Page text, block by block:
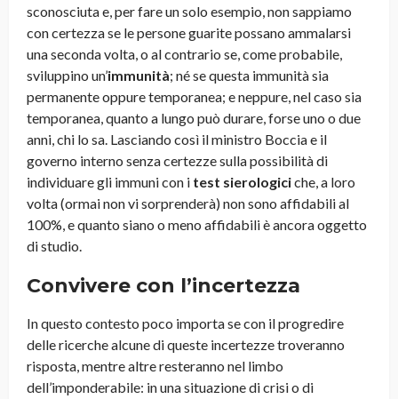
sconosciuta e, per fare un solo esempio, non sappiamo
con certezza se le persone guarite possano ammalarsi
una seconda volta, o al contrario se, come probabile,
sviluppino un’immunità; né se questa immunità sia
permanente oppure temporanea; e neppure, nel caso sia
temporanea, quanto a lungo può durare, forse uno o due
anni, chi lo sa. Lasciando così il ministro Boccia e il
governo interno senza certezze sulla possibilità di
individuare gli immuni con i test sierologiciche, a loro
volta (ormai non vi sorprenderà) non sono affidabili al
100%, e quanto siano o meno affidabili è ancora oggetto
di studio.
Convivere con l’incertezza
In questo contesto poco importa se con il progredire
delle ricerche alcune di queste incertezze troveranno
risposta, mentre altre resteranno nel limbo
dell’imponderabile: in una situazione di crisi o di